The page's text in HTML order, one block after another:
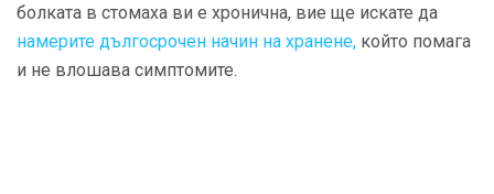
болката в стомаха ви е хронична, вие ще искате да
намерите дългосрочен начин на хранене, който помага
и не влошава симптомите.